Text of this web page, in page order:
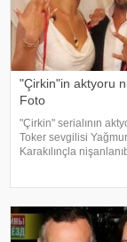
"Çirkin"in aktyoru
Foto
"Çirkin" serialının
Toker sevgilisi Yağmur
Karakılınçla
Polatoğulları və